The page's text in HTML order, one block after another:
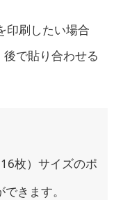
印刷したい場合
で貼り合わせる
枚）サイズのポ
きます。